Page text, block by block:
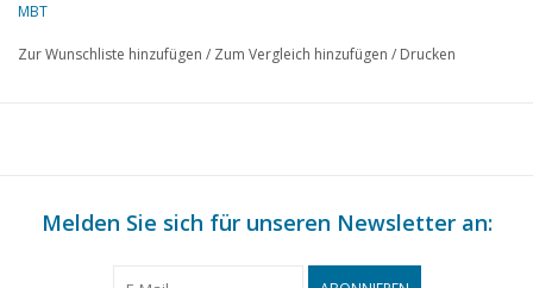
Beschreibung
Qualität
C
Anzahl Blätter A0
0
MBT
Zur Wunschliste hinzufügen / Zum Vergleich hinzufügen / Drucken
Melden Sie sich für unseren Newsletter an: